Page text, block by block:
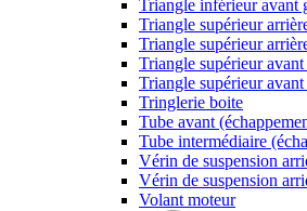
Triangle inférieur avant
Triangle supérieur
Triangle supérieur
Triangle supérieur
Triangle supérieur avant
Tringlerie boite
Tube avant
Tube intermédiaire
Vérin de suspension
Vérin de suspension
Volant moteur